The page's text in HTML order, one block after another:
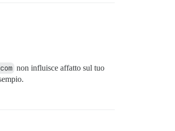
non influisce affatto sul tuo